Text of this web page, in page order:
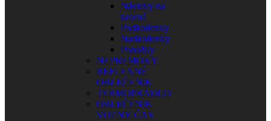
Návleky na
kolená
Podkolienky
Nadkolienky
Ponožky
NEPREMOKY
REFLEXNÉ
OBLEČENIE
TERMOPRÁDLO
OBLEČENIE
VOĽNÝ ČAS